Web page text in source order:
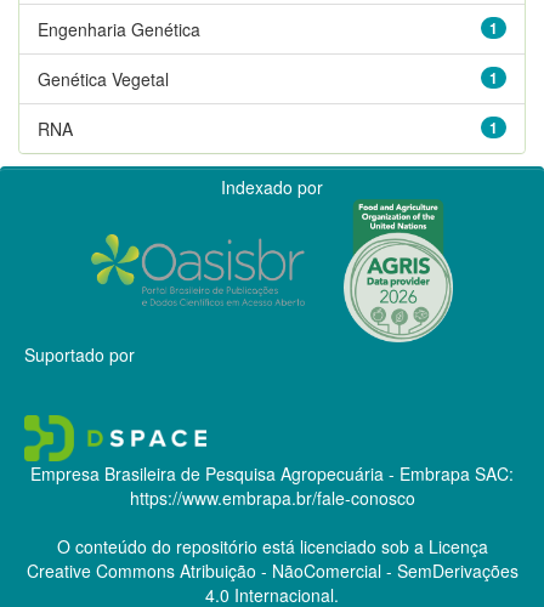
1
Engenharia Genética
1
Genética Vegetal
1
RNA
Indexado por
Suportado por
Empresa Brasileira de Pesquisa Agropecuária - Embrapa SAC:
https://www.embrapa.br/fale-conosco
O conteúdo do repositório está licenciado sob a Licença
Creative CommonsAtribuição - NãoComercial - SemDerivações
4.0 Internacional.